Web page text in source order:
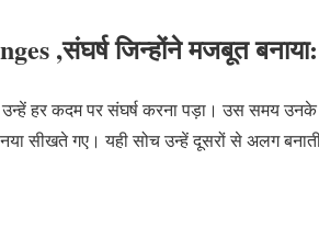
,संघर्ष जिन्होंने मजबूत बनाया:
हर कदम पर संघर्ष करना पड़ा। उस समय उनके
सीखते गए। यही सोच उन्हें दूसरों से अलग